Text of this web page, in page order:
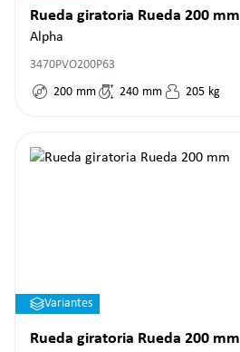
Rueda giratoria Rueda 200 mm
Alpha
3470PVO200P63
200 mm 240 mm 205 kg
Variantes
Rueda giratoria Rueda 200 mm